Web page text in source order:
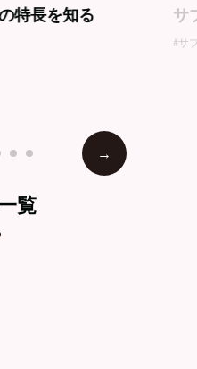
特長を知る サ
#サ
覧